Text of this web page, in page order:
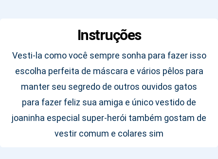
Instruções
Vesti-la como você sempre sonha para fazer isso
escolha perfeita de máscara e vários pêlos para
manter seu segredo de outros ouvidos gatos
para fazer feliz sua amiga e único vestido de
joaninha especial super-herói também gostam de
vestir comum e colares sim